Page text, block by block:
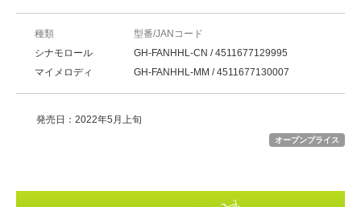
種類
型番/JANコード
シナモロール
GH-FANHHL-CN / 4511677129995
マイメロディ
GH-FANHHL-MM / 4511677130007
発売日：2022年5月上旬
オープンプライス